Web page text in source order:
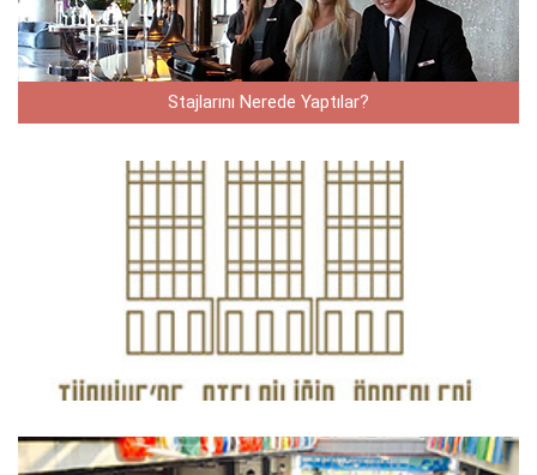
Stajlarını Nerede Yaptılar?